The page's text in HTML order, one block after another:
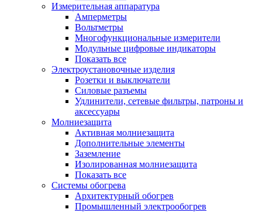
Измерительная аппаратура
Амперметры
Вольтметры
Многофункциональные измерители
Модульные цифровые индикаторы
Показать все
Электроустановочные изделия
Розетки и выключатели
Силовые разъемы
Удлинители, сетевые фильтры, патроны и
аксессуары
Молниезащита
Активная молниезащита
Дополнительные элементы
Заземление
Изолированная молниезащита
Показать все
Системы обогрева
Архитектурный обогрев
Промышленный электрообогрев